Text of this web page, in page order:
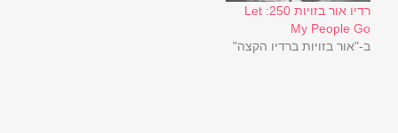
רדיו אור בזויות 250: Let
My People Go
ב-"אור בזויות ברדיו הקצה"